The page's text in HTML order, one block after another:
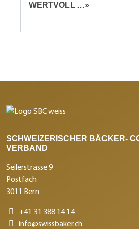
WERTVOLL …»
SCHWEIZERISCHER BÄCKER-
VERBAND
Seilerstrasse 9
Postfach
3011 Bern
+41 31 388 14 14
info@swissbaker.ch